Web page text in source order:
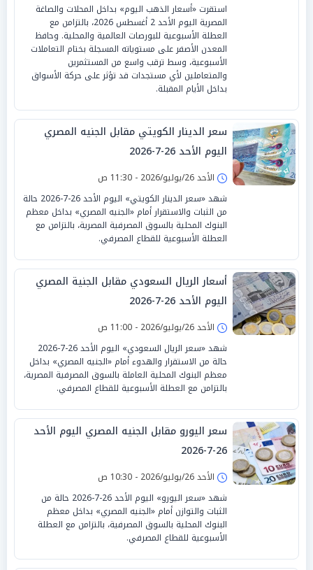
استقرت «أسعار الذهب اليوم» بداخل المحلات والصاغة
المصرية اليوم الأحد 2 أغسطس 2026، بالتزامن مع
العطلة الأسبوعية للبورصات العالمية والمحلية. وحافظ
المعدن الأصفر على مستوياته المسجلة بختام التعاملات
الأسبوعية، وسط ترقب واسع من المستثمرين
والمتعاملين لأي مستجدات قد تؤثر على حركة الأسواق
بداخل الأيام المقبلة.
سعر الدينار الكويتي مقابل الجنيه المصري
اليوم الأحد 26-7-2026
الأحد 26/يوليو/2026 - 11:30 ص
شهد «سعر الدينار الكويتي» اليوم الأحد 26-7-2026 حالة
من الثبات والاستقرار أمام «الجنيه المصري» بداخل معظم
البنوك المحلية بالسوق المصرفية المصرية، بالتزامن مع
العطلة الأسبوعية للقطاع المصرفي.
أسعار الريال السعودي مقابل الجنية المصري
اليوم الأحد 26-7-2026
الأحد 26/يوليو/2026 - 11:00 ص
شهد «سعر الريال السعودي» اليوم الأحد 26-7-2026
حالة من الاستقرار والهدوء أمام «الجنيه المصري» بداخل
معظم البنوك المحلية العاملة بالسوق المصرفية المصرية،
بالتزامن مع العطلة الأسبوعية للقطاع المصرفي.
سعر اليورو مقابل الجنيه المصري اليوم الأحد
26-7-2026
الأحد 26/يوليو/2026 - 10:30 ص
شهد «سعر اليورو» اليوم الأحد 26-7-2026 حالة من
الثبات والتوازن أمام «الجنيه المصري» بداخل معظم
البنوك المحلية بالسوق المصرفية، بالتزامن مع العطلة
الأسبوعية للقطاع المصرفي.